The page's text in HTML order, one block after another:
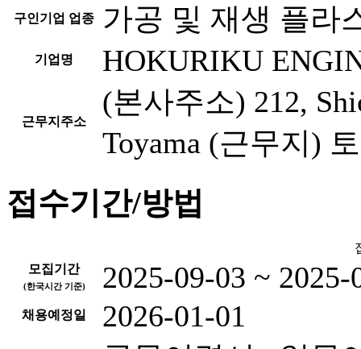
구인기업 업종 가공 및 재생 플라
기업명 HOKURIKU
근무지주소
(본사주소) 212,
Toyama (근무지)
접수기간/방법
모집기간
(한국시간 기준) 2025-09-03 ~ 2025-
채용예정일 2026-01-01